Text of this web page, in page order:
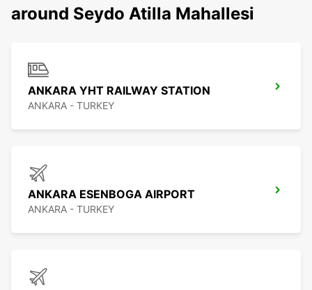
around Seydo Atilla Mahallesi
ANKARA YHT RAILWAY STATION
ANKARA - TURKEY
ANKARA ESENBOGA AIRPORT
ANKARA - TURKEY